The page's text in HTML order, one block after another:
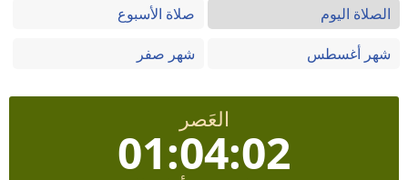
الصلاة اليوم
صلاة الأسبوع
شهر أغسطس
شهر صفر
العَصر
01:04:01